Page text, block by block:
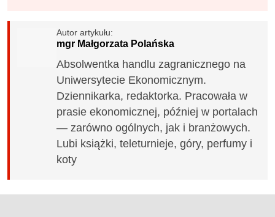
Autor artykułu:
mgr Małgorzata Polańska
Absolwentka handlu zagranicznego na
Uniwersytecie Ekonomicznym.
Dziennikarka, redaktorka. Pracowała w
prasie ekonomicznej, później w portalach
— zarówno ogólnych, jak i branżowych.
Lubi książki, teleturnieje, góry, perfumy i
koty